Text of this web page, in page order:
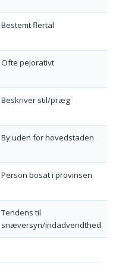
Bestemt flertal
Ofte pejorativt
Beskriver stil/præg
By uden for hovedstaden
Person bosat i provinsen
Tendens til
snæversyn/indadvendthed